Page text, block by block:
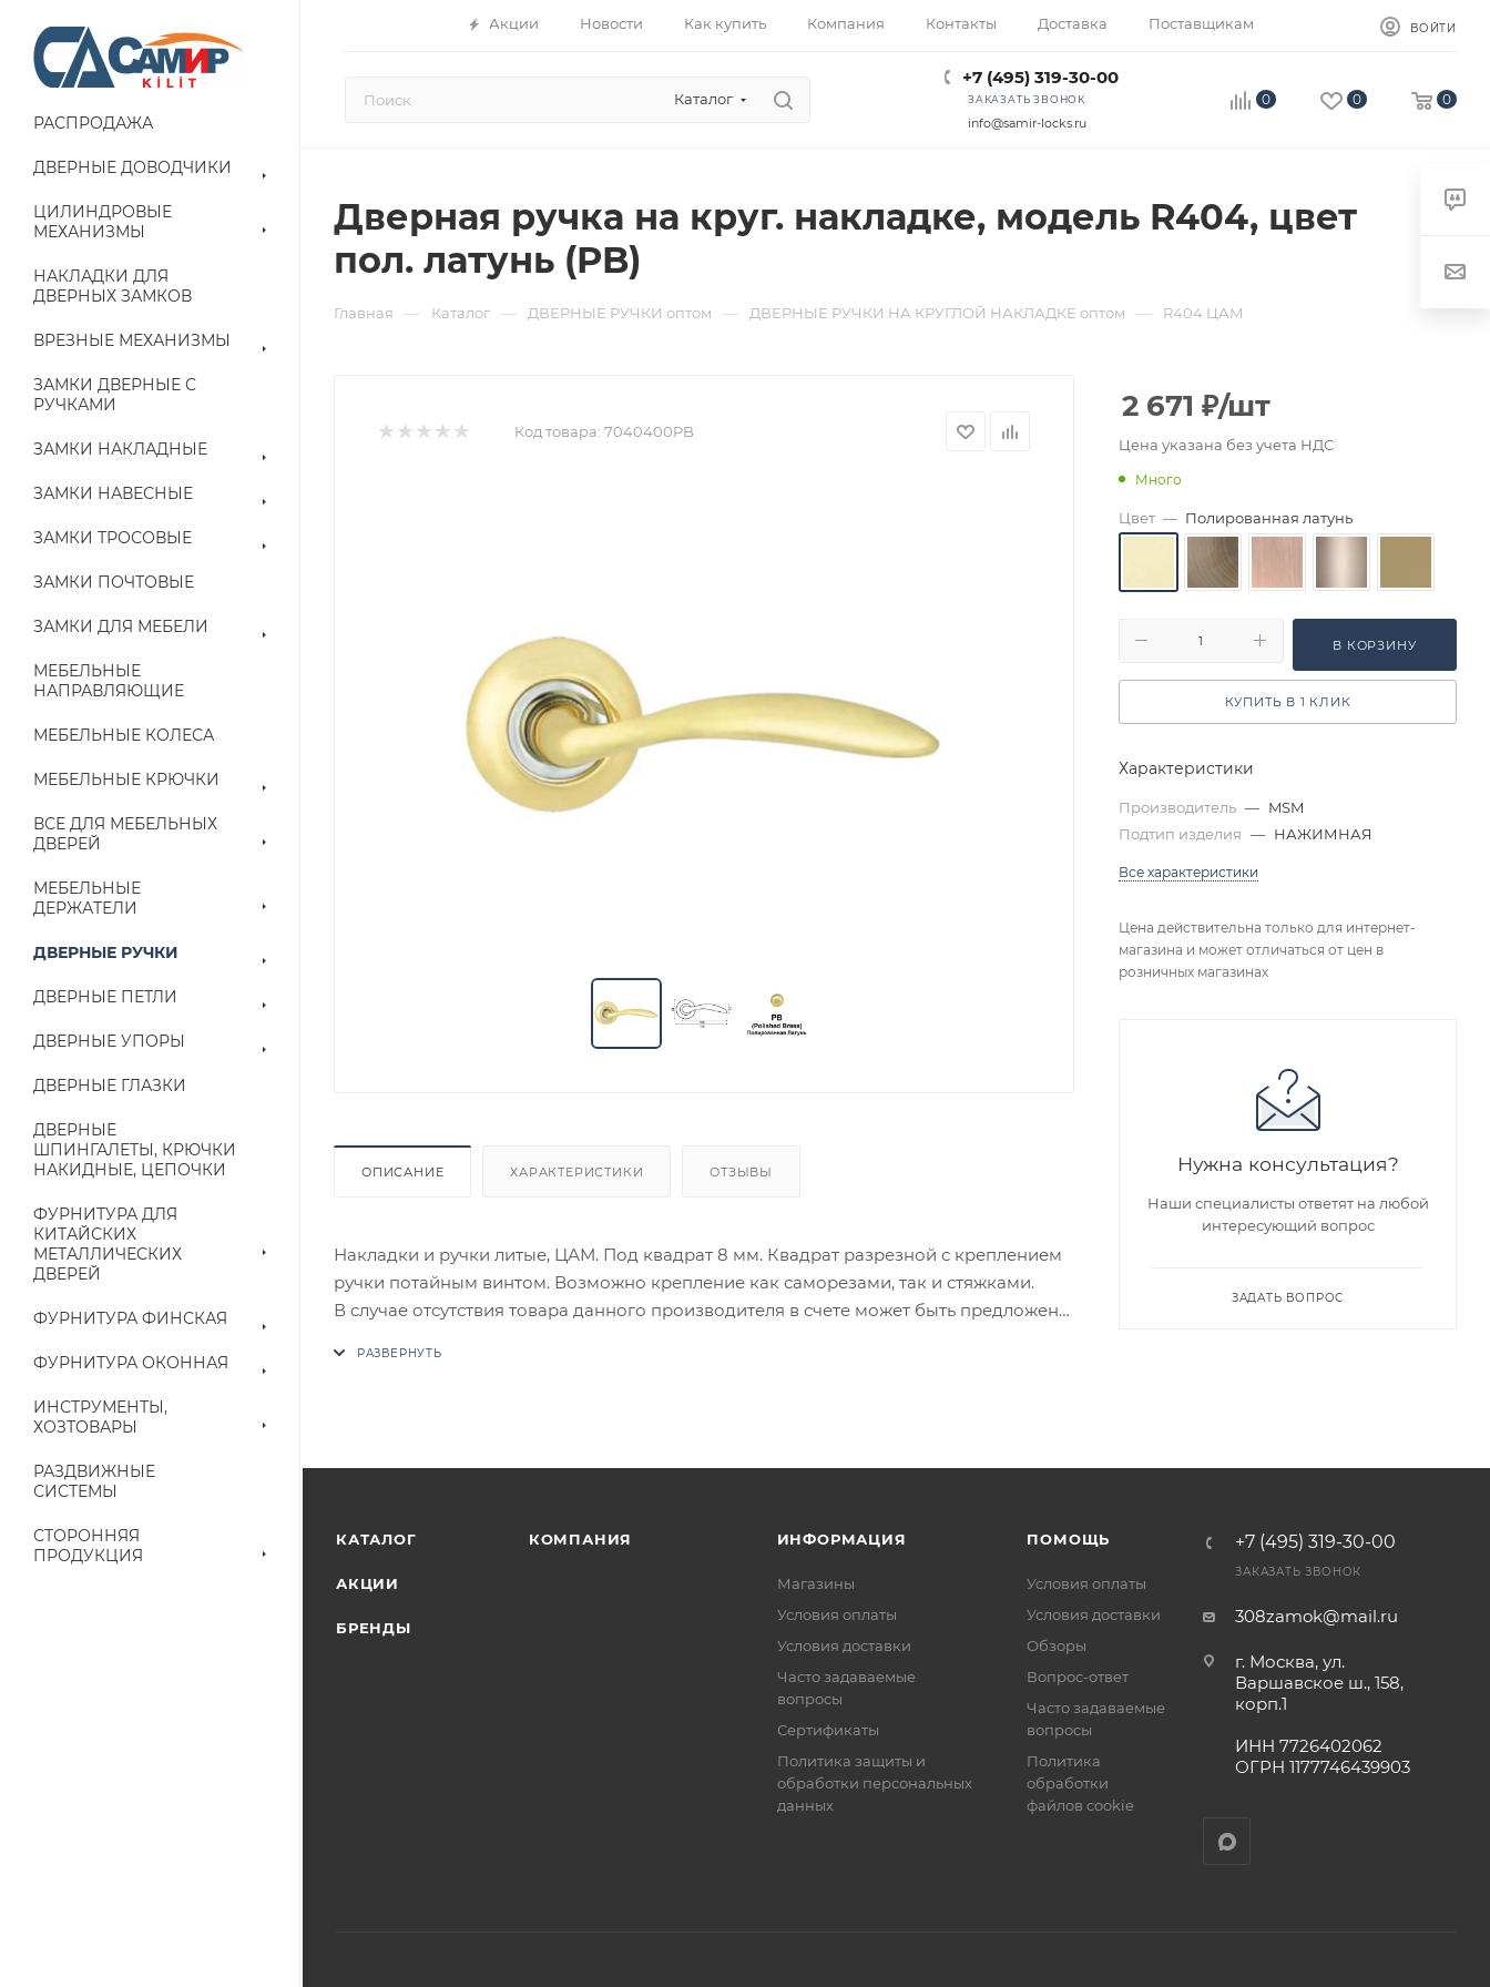
Акции Новости Как купить Компания Контакты Доставка Поставщикам ВОЙТИ
Каталог
+7 (495) 319-30-00
ЗАКАЗАТЬ ЗВОНОК
info@samir-locks.ru
0 0 0
РАСПРОДАЖА
ДВЕРНЫЕ ДОВОДЧИКИ
ЦИЛИНДРОВЫЕ
МЕХАНИЗМЫ
НАКЛАДКИ ДЛЯ
ДВЕРНЫХ ЗАМКОВ
ВРЕЗНЫЕ МЕХАНИЗМЫ
ЗАМКИ ДВЕРНЫЕ С
РУЧКАМИ
ЗАМКИ НАКЛАДНЫЕ
ЗАМКИ НАВЕСНЫЕ
ЗАМКИ ТРОСОВЫЕ
ЗАМКИ ПОЧТОВЫЕ
ЗАМКИ ДЛЯ МЕБЕЛИ
МЕБЕЛЬНЫЕ
НАПРАВЛЯЮЩИЕ
МЕБЕЛЬНЫЕ КОЛЕСА
МЕБЕЛЬНЫЕ КРЮЧКИ
ВСЕ ДЛЯ МЕБЕЛЬНЫХ
ДВЕРЕЙ
МЕБЕЛЬНЫЕ
ДЕРЖАТЕЛИ
ДВЕРНЫЕ РУЧКИ
ДВЕРНЫЕ ПЕТЛИ
ДВЕРНЫЕ УПОРЫ
ДВЕРНЫЕ ГЛАЗКИ
ДВЕРНЫЕ
ШПИНГАЛЕТЫ, КРЮЧКИ
НАКИДНЫЕ, ЦЕПОЧКИ
ФУРНИТУРА ДЛЯ
КИТАЙСКИХ
МЕТАЛЛИЧЕСКИХ
ДВЕРЕЙ
ФУРНИТУРА ФИНСКАЯ
ФУРНИТУРА ОКОННАЯ
ИНСТРУМЕНТЫ,
ХОЗТОВАРЫ
РАЗДВИЖНЫЕ
СИСТЕМЫ
СТОРОННЯЯ
ПРОДУКЦИЯ
Дверная ручка на круг. накладке, модель R404, цвет
пол. латунь (PB)
Главная — Каталог — ДВЕРНЫЕ РУЧКИ оптом — ДВЕРНЫЕ РУЧКИ НА КРУГЛОЙ НАКЛАДКЕ оптом — R404 ЦАМ
Код товара: 7040400PB
ОПИСАНИЕ ХАРАКТЕРИСТИКИ ОТЗЫВЫ
Накладки и ручки литые, ЦАМ. Под квадрат 8 мм. Квадрат разрезной с креплением
ручки потайным винтом. Возможно крепление как саморезами, так и стяжками.
В случае отсутствия товара данного производителя в счете может быть предложен
выставленного счета.
2 671 ₽/шт
Цена указана без учета НДС
Много
Цвет — Полированная латунь
В КОРЗИНУ
КУПИТЬ В 1 КЛИК
Характеристики
Производитель — MSM
Подтип изделия — НАЖИМНАЯ
Все характеристики
Цена действительна только для интернет-
магазина и может отличаться от цен в
розничных магазинах
Нужна консультация?
Наши специалисты ответят на любой
интересующий вопрос
ЗАДАТЬ ВОПРОС
КАТАЛОГ
АКЦИИ
БРЕНДЫ
КОМПАНИЯ ИНФОРМАЦИЯ
Магазины
Условия оплаты
Условия доставки
Часто задаваемые
вопросы
Сертификаты
Политика защиты и
обработки персональных
данных
ПОМОЩЬ
Условия оплаты
Условия доставки
Обзоры
Вопрос-ответ
Часто задаваемые
вопросы
Политика
обработки
файлов cookie
+7 (495) 319-30-00
ЗАКАЗАТЬ ЗВОНОК
308zamok@mail.ru
г. Москва, ул.
Варшавское ш., 158,
корп.1
ИНН 7726402062
ОГРН 1177746439903